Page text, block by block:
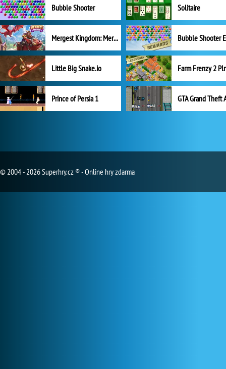
Bubble Shooter Solitaire
Mergest Kingdom: Merge Puzzle
Little Big Snake.io
Prince of Persia 1 GTA Grand Theft
© 2004 - 2026 Superhry.cz ® - Online hry zdarma